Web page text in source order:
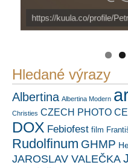
https://kuula.co/profile/
Náš mediální partner
Hledané výrazy
Albertina Albertina Modern
Christies CZECH PHOTO
DOX Febiofest film
Rudolfinum GHMP
JAROSLAV VALEČKA